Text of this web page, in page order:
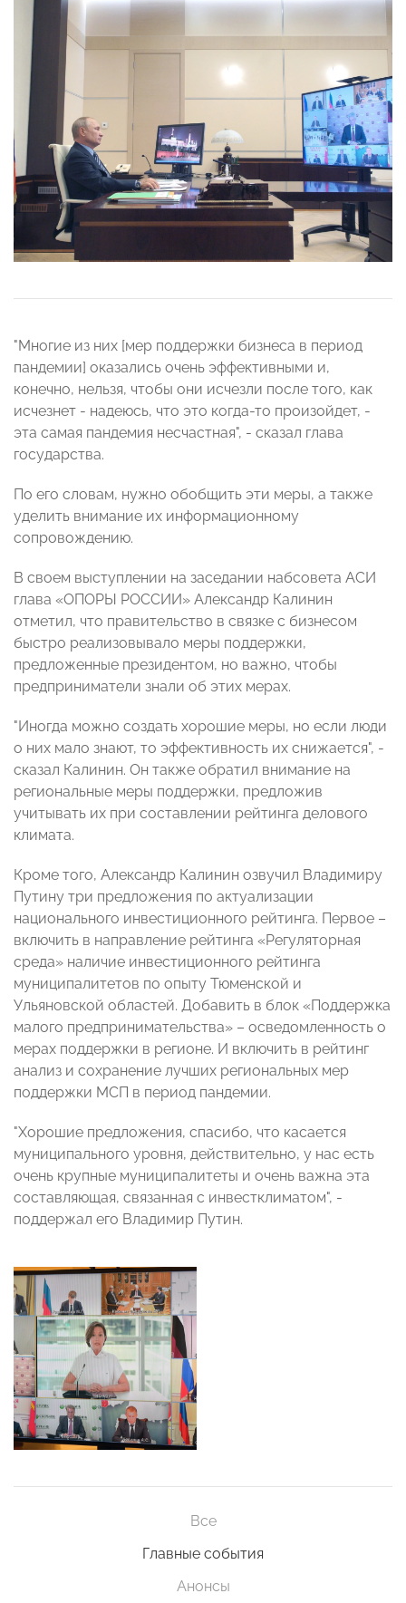
"Многие из них [мер поддержки бизнеса в период
пандемии] оказались очень эффективными и,
конечно, нельзя, чтобы они исчезли после того, как
исчезнет - надеюсь, что это когда-то произойдет, -
эта самая пандемия несчастная", - сказал глава
государства.
По его словам, нужно обобщить эти меры, а также
уделить внимание их информационному
сопровождению.
В своем выступлении на заседании набсовета АСИ
глава «ОПОРЫ РОССИИ» Александр Калинин
отметил, что правительство в связке с бизнесом
быстро реализовывало меры поддержки,
предложенные президентом, но важно, чтобы
предприниматели знали об этих мерах.
"Иногда можно создать хорошие меры, но если люди
о них мало знают, то эффективность их снижается", -
сказал Калинин. Он также обратил внимание на
региональные меры поддержки, предложив
учитывать их при составлении рейтинга делового
климата.
Кроме того, Александр Калинин озвучил Владимиру
Путину три предложения по актуализации
национального инвестиционного рейтинга. Первое –
включить в направление рейтинга «Регуляторная
среда» наличие инвестиционного рейтинга
муниципалитетов по опыту Тюменской и
Ульяновской областей. Добавить в блок «Поддержка
малого предпринимательства» – осведомленность о
мерах поддержки в регионе. И включить в рейтинг
анализ и сохранение лучших региональных мер
поддержки МСП в период пандемии.
"Хорошие предложения, спасибо, что касается
муниципального уровня, действительно, у нас есть
очень крупные муниципалитеты и очень важна эта
составляющая, связанная с инвестклиматом", -
поддержал его Владимир Путин.
Все
Главные события
Анонсы